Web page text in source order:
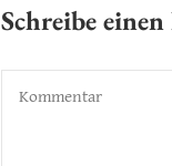
Schreibe